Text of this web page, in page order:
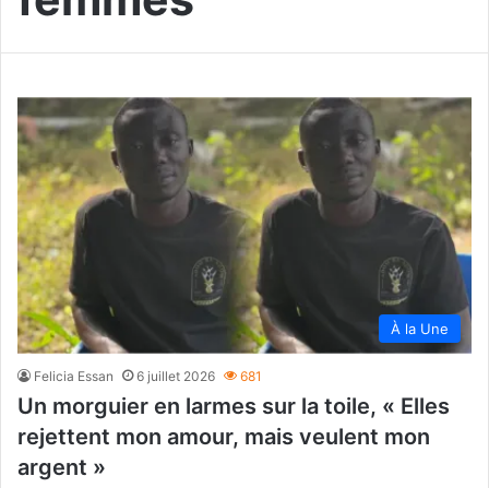
À la Une
Felicia Essan 6 juillet 2026 681
Un morguier en larmes sur la toile, « Elles
rejettent mon amour, mais veulent mon
argent »